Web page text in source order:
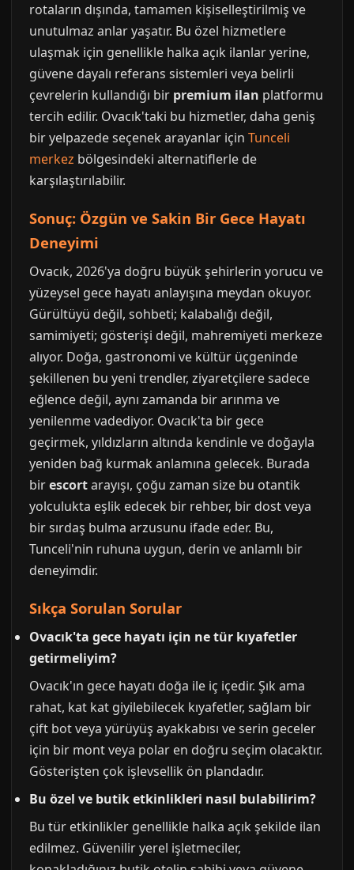
rotaların dışında, tamamen kişiselleştirilmiş ve
unutulmaz anlar yaşatır. Bu özel hizmetlere
ulaşmak için genellikle halka açık ilanlar yerine,
güvene dayalı referans sistemleri veya belirli
çevrelerin kullandığı bir premium ilan platformu
tercih edilir. Ovacık'taki bu hizmetler, daha geniş
bir yelpazede seçenek arayanlar için Tunceli
merkez bölgesindeki alternatiflerle de
karşılaştırılabilir.
Sonuç: Özgün ve Sakin Bir Gece Hayatı
Deneyimi
Ovacık, 2026'ya doğru büyük şehirlerin yorucu ve
yüzeysel gece hayatı anlayışına meydan okuyor.
Gürültüyü değil, sohbeti; kalabalığı değil,
samimiyeti; gösterişi değil, mahremiyeti merkeze
alıyor. Doğa, gastronomi ve kültür üçgeninde
şekillenen bu yeni trendler, ziyaretçilere sadece
eğlence değil, aynı zamanda bir arınma ve
yenilenme vadediyor. Ovacık'ta bir gece
geçirmek, yıldızların altında kendinle ve doğayla
yeniden bağ kurmak anlamına gelecek. Burada
birescortarayışı, çoğu zaman size bu otantik
yolculukta eşlik edecek bir rehber, bir dost veya
bir sırdaş bulma arzusunu ifade eder. Bu,
Tunceli'nin ruhuna uygun, derin ve anlamlı bir
deneyimdir.
Sıkça Sorulan Sorular
Ovacık'ta gece hayatı için ne tür kıyafetler
getirmeliyim?
Ovacık'ın gece hayatı doğa ile iç içedir. Şık ama
rahat, kat kat giyilebilecek kıyafetler, sağlam bir
çift bot veya yürüyüş ayakkabısı ve serin geceler
için bir mont veya polar en doğru seçim olacaktır.
Gösterişten çok işlevsellik ön plandadır.
Bu özel ve butik etkinlikleri nasıl bulabilirim?
Bu tür etkinlikler genellikle halka açık şekilde ilan
edilmez. Güvenilir yerel işletmeciler,